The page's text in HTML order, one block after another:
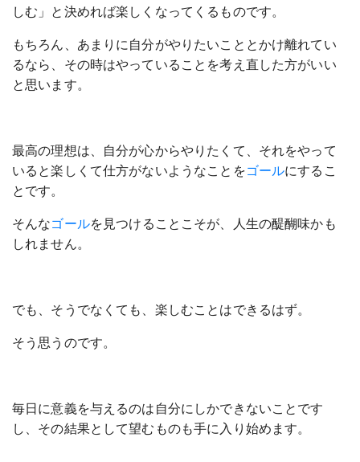
しむ」と決めれば楽しくなってくるものです。
もちろん、あまりに自分がやりたいこととかけ離れてい
るなら、その時はやっていることを考え直した方がいい
と思います。
最高の理想は、自分が心からやりたくて、それをやって
いると楽しくて仕方がないようなことをゴールにするこ
とです。
そんなゴールを見つけることこそが、人生の醍醐味かも
しれません。
でも、そうでなくても、楽しむことはできるはず。
そう思うのです。
毎日に意義を与えるのは自分にしかできないことです
し、その結果として望むものも手に入り始めます。